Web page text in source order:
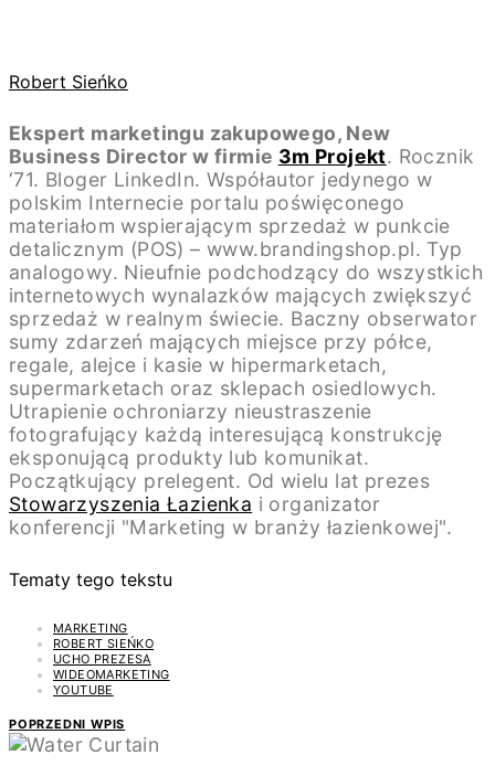
Robert Sieńko
Ekspert marketingu zakupowego, New
Business Director w firmie 3m Projekt. Rocznik
‘71. Bloger LinkedIn. Współautor jedynego w
polskim Internecie portalu poświęconego
materiałom wspierającym sprzedaż w punkcie
detalicznym (POS) – www.brandingshop.pl. Typ
analogowy. Nieufnie podchodzący do wszystkich
internetowych wynalazków mających zwiększyć
sprzedaż w realnym świecie. Baczny obserwator
sumy zdarzeń mających miejsce przy półce,
regale, alejce i kasie w hipermarketach,
supermarketach oraz sklepach osiedlowych.
Utrapienie ochroniarzy nieustraszenie
fotografujący każdą interesującą konstrukcję
eksponującą produkty lub komunikat.
Początkujący prelegent. Od wielu lat prezes
Stowarzyszenia Łazienka i organizator
konferencji "Marketing w branży łazienkowej".
Tematy tego tekstu
MARKETING
ROBERT SIEŃKO
UCHO PREZESA
WIDEOMARKETING
YOUTUBE
POPRZEDNI WPIS